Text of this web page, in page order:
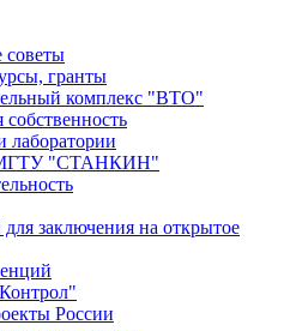
советы
гранты
комплекс "ВТО"
собственность
лаборатории
МГТУ "СТАНКИН"
заключения на открытое
России